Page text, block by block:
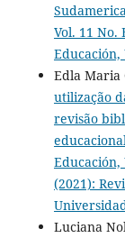
Vol. 11 No.
Educación,
Edla Maria
utilização
revisão
Educación,
(2021):
Luciana